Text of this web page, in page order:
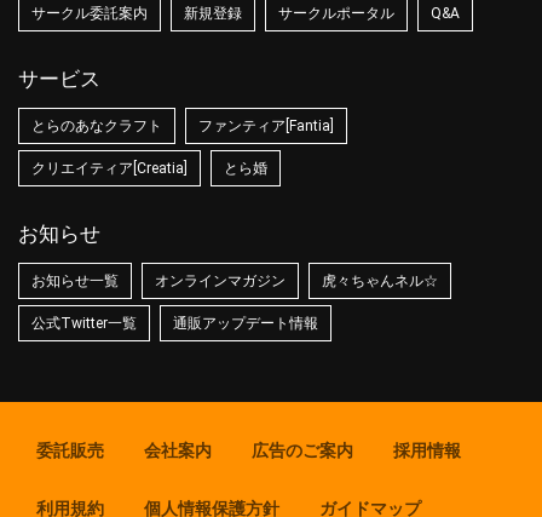
サークル委託案内 新規登録 サークルポータル Q&A
サービス
とらのあなクラフト ファンティア[Fantia]
クリエイティア[Creatia] とら婚
お知らせ
お知らせ一覧 オンラインマガジン 虎々ちゃんネル☆
公式Twitter一覧 通販アップデート情報
委託販売 会社案内 広告のご案内 採用情報
利用規約 個人情報保護方針 ガイドマップ